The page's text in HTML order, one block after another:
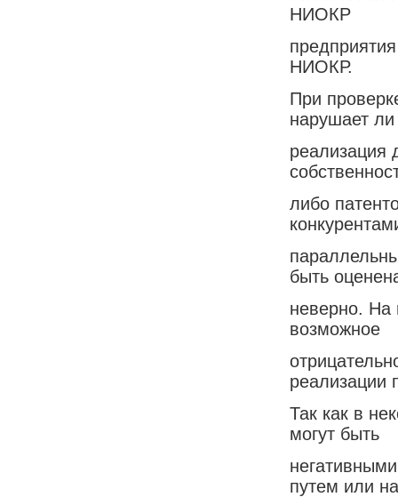
НИОКР
НИОКР.
При
нарушает ли
реализация
либо
быть
неверно. На
возможное
реализации
Так как в
могут быть
путем или на